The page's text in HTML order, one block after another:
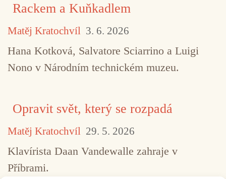
Rackem a Kuňkadlem
Matěj Kratochvíl 3. 6. 2026
Hana Kotková, Salvatore Sciarrino a Luigi
Nono v Národním technickém muzeu.
Opravit svět, který se rozpadá
Matěj Kratochvíl 29. 5. 2026
Klavírista Daan Vandewalle zahraje v
Příbrami.